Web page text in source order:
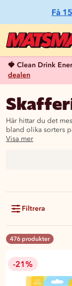
Få
🍓 Clean Drink
dealen
Här hittar du det
bland olika sorters
Visa mer
Filtrera
476 produkter
-21%